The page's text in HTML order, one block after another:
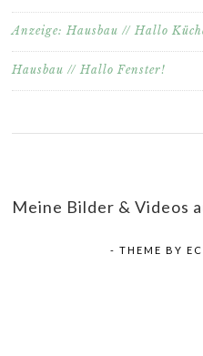
Anzeige: Hausbau // Hallo
Hausbau // Hallo Fenster!
Meine Bilder & Videos
- THEME BY